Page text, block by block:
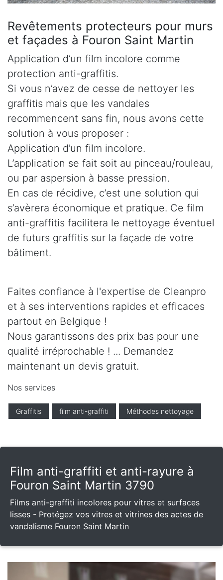
Revêtements protecteurs pour murs
et façades à Fouron Saint Martin
Application d’un film incolore comme
protection anti-graffitis.
Si vous n’avez de cesse de nettoyer les
graffitis mais que les vandales
recommencent sans fin, nous avons cette
solution à vous proposer :
Application d’un film incolore.
L’application se fait soit au pinceau/rouleau,
ou par aspersion à basse pression.
En cas de récidive, c’est une solution qui
s’avèrera économique et pratique. Ce film
anti-graffitis facilitera le nettoyage éventuel
de futurs graffitis sur la façade de votre
bâtiment.
Faites confiance à l'expertise de Cleanpro
et à ses interventions rapides et efficaces
partout en Belgique !
Nous garantissons des prix bas pour une
qualité irréprochable ! ... Demandez
maintenant un devis gratuit.
Nos services
Graffitis film anti-graffiti Méthodes nettoyage
Film anti-graffiti et anti-rayure à
Fouron Saint Martin 3790
Films anti-graffiti incolores pour vitres et surfaces
lisses - Protégez vos vitres et vitrines des actes de
vandalisme Fouron Saint Martin